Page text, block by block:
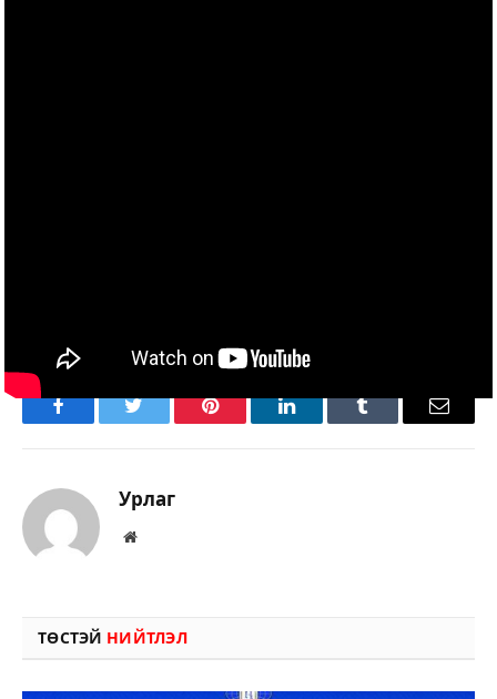
FacebookTwitter Pinterest LinkedInTumblr Имэйл
Урлаг
Вэбсайт
ТӨСТЭЙ НИЙТЛЭЛ